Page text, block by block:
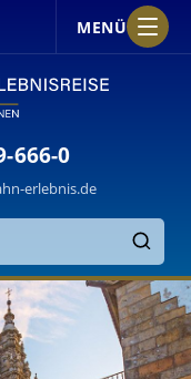
MENÜ
Finden
666-0
erlebnis.de